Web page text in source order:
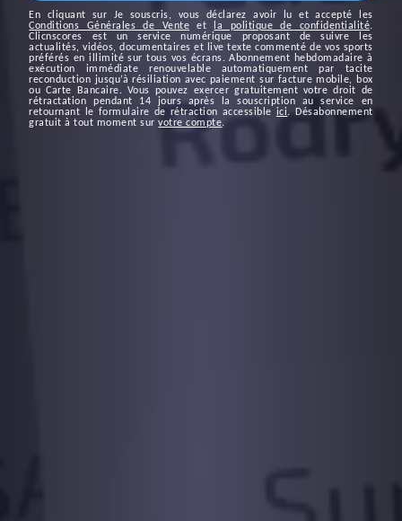
En cliquant sur Je souscris, vous déclarez avoir lu et accepté les
Conditions Générales de Vente et la politique de confidentialité.
Clicnscores est un service numérique proposant de suivre les
actualités, vidéos, documentaires et live texte commenté de vos sports
préférés en illimité sur tous vos écrans. Abonnement hebdomadaire à
exécution immédiate renouvelable automatiquement par tacite
reconduction jusqu’à résiliation avec paiement sur facture mobile, box
ou Carte Bancaire. Vous pouvez exercer gratuitement votre droit de
rétractation pendant 14 jours après la souscription au service en
retournant le formulaire de rétraction accessible ici. Désabonnement
gratuit à tout moment survotre compte.